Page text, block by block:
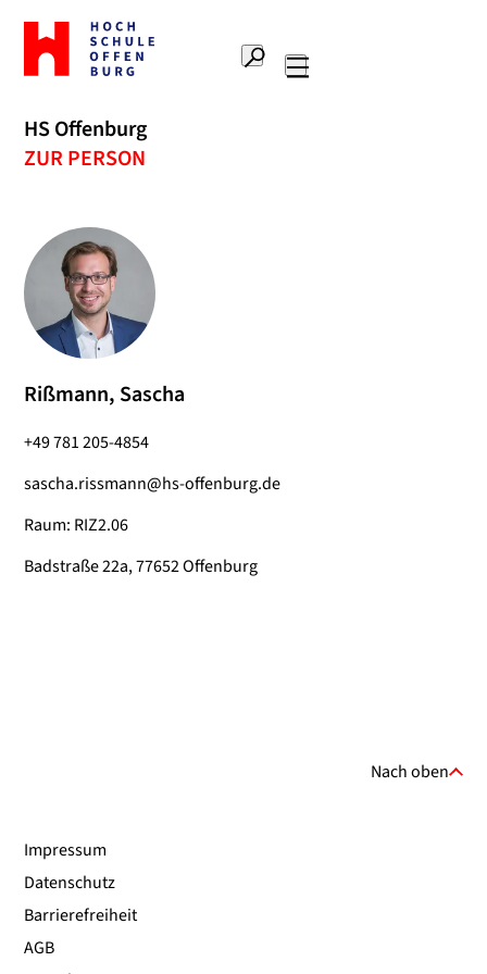
Zur
Startseite
Hochschule
Suche
HS Offenburg
ZUR PERSON
Rißmann, Sascha
+49 781 205-4854
sascha.rissmann@hs-offenburg.de
Raum: RIZ2.06
Badstraße 22a, 77652 Offenburg
Nach oben
Impressum
Datenschutz
Barrierefreiheit
AGB